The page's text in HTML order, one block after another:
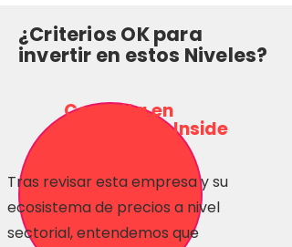
¿Criterios OK para
invertir en estos Niveles?
Consulta en
Inversionas Inside
Tras revisar esta empresa y su
ecosistema de precios a nivel
sectorial, entendemos que